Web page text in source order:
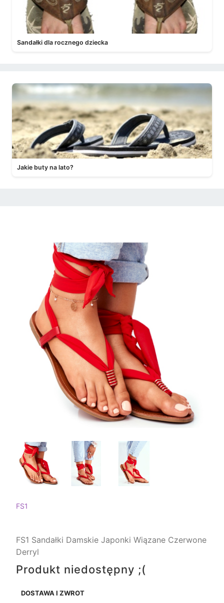
Sandałki dla rocznego dziecka
Jakie buty na lato?
FS1
FS1 Sandałki Damskie Japonki Wiązane Czerwone
Derryl
Produkt niedostępny ;(
DOSTAWA I ZWROT